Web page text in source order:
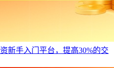
新手入门平台，提高30%的交